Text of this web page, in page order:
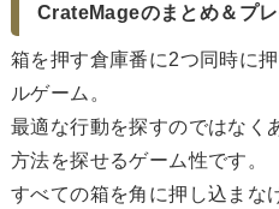
CrateMageのまとめ＆プ
箱を押す倉庫番に2つ同時に
ルゲーム。
最適な行動を探すのではなく
方法を探せるゲーム性です。
すべての箱を角に押し込まな